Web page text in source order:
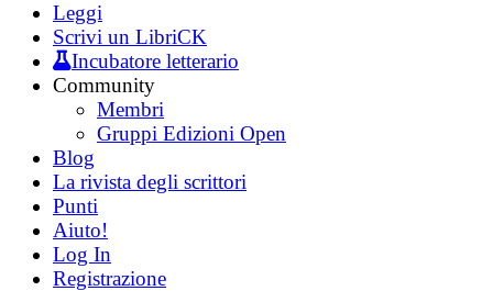
Leggi
Scrivi un LibriCK
Incubatore letterario
Community
Membri
Gruppi Edizioni Open
Blog
La rivista degli scrittori
Punti
Aiuto!
Log In
Registrazione